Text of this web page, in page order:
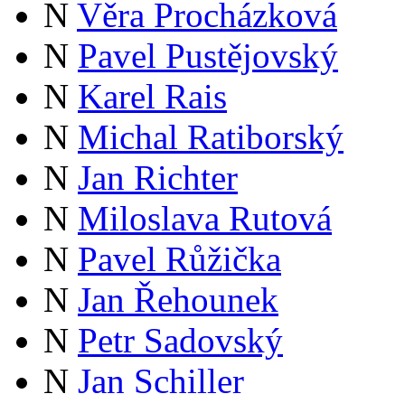
N Věra Procházková
N Pavel Pustějovský
N Karel Rais
N Michal Ratiborský
N Jan Richter
N Miloslava Rutová
N Pavel Růžička
N Jan Řehounek
N Petr Sadovský
N Jan Schiller